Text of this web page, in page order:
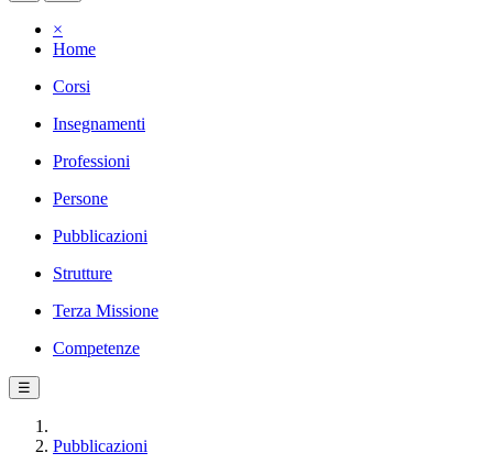
×
Home
Corsi
Insegnamenti
Professioni
Persone
Pubblicazioni
Strutture
Terza Missione
Competenze
☰
Pubblicazioni